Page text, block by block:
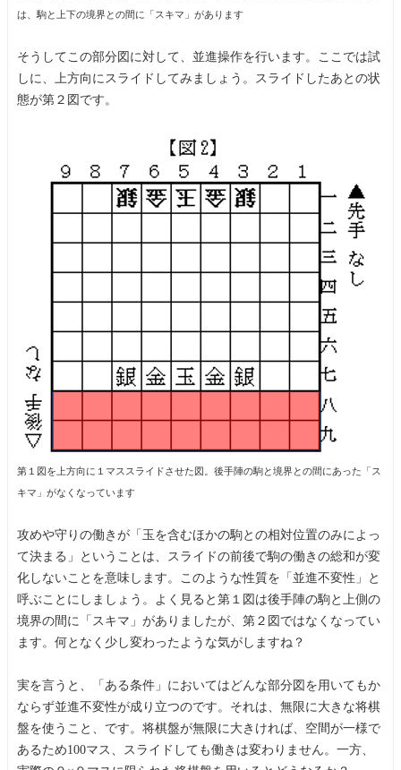
は、駒と上下の境界との間に「スキマ」があります
そうしてこの部分図に対して、並進操作を行います。ここでは試
しに、上方向にスライドしてみましょう。スライドしたあとの状
態が第２図です。
第１図を上方向に１マススライドさせた図。後手陣の駒と境界との間にあった「ス
キマ」がなくなっています
攻めや守りの働きが「玉を含むほかの駒との相対位置のみによっ
て決まる」ということは、スライドの前後で駒の働きの総和が変
化しないことを意味します。このような性質を「並進不変性」と
呼ぶことにしましょう。よく見ると第１図は後手陣の駒と上側の
境界の間に「スキマ」がありましたが、第２図ではなくなってい
ます。何となく少し変わったような気がしますね？
実を言うと、「ある条件」においてはどんな部分図を用いてもか
ならず並進不変性が成り立つのです。それは、無限に大きな将棋
盤を使うこと、です。将棋盤が無限に大きければ、空間が一様で
あるため100マス、スライドしても働きは変わりません。一方、